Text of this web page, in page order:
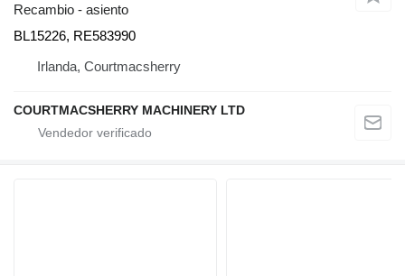
Recambio - asiento
BL15226, RE583990
Irlanda, Courtmacsherry
COURTMACSHERRY MACHINERY LTD